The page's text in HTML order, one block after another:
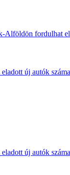
Alföldön
új autók
új autók